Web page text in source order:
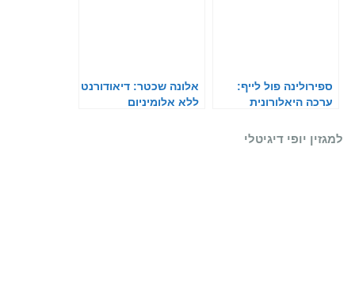
ספירולינה פול לייף:
ערכה היאלורונית
אלונה שכטר: דיאודורנט
ללא אלומיניום
למגזין יופי דיגיטלי